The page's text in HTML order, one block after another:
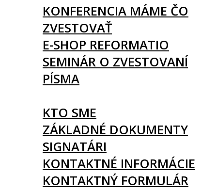
KONFERENCIA MÁME ČO
ZVESTOVAŤ
E-SHOP REFORMATIO
SEMINÁR O ZVESTOVANÍ
PÍSMA
KTO SME
ZÁKLADNÉ DOKUMENTY
SIGNATÁRI
KONTAKTNÉ INFORMÁCIE
KONTAKTNÝ FORMULÁR